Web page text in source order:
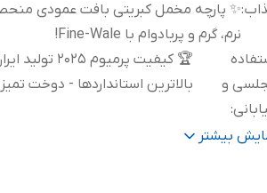
:✨ پارچه مخمل کبریتی بافت عمودی
نرم، گرم و پربادوام با Fine-Wale!
و
:
🏆 کیفیت پرمیوم 2025
بالاترین استانداردها - دوخت
ریز:
.
بیشتر